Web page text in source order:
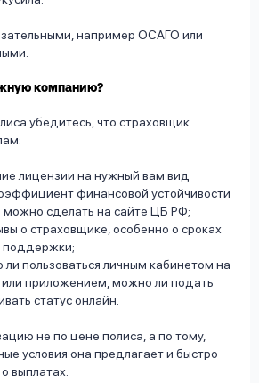
например ОСАГО или
компанию?
убедитесь, что страховщик
лицензии на нужный вам вид
финансовой устойчивости
сделать на сайте ЦБ РФ;
о страховщике, особенно о сроках
поддержки;
пользоваться личным кабинетом на
приложением, можно ли подать
статус онлайн.
не по цене полиса, а по тому,
условия она предлагает и быстро
выплатах.